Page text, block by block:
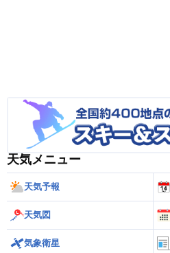
天気メニュー
天気予報
天気図
気象衛星